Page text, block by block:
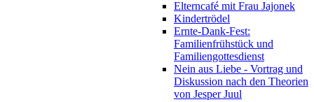
Elterncafé mit Frau Jajonek
Kindertrödel
Ernte-Dank-Fest:
Familienfrühstück und
Familiengottesdienst
Nein aus Liebe - Vortrag und
Diskussion nach den Theorien
von Jesper Juul